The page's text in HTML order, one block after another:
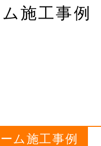
施工事例
ム施工事例